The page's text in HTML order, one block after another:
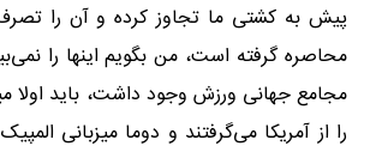
پیش به کشتی ما تجاوز کرده و آن را
محاصره گرفته است، من بگویم اینها را
مجامع جهانی ورزش وجود داشت، باید اولا